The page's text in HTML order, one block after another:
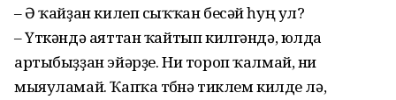
– Ә ҡайҙан килеп сыҡҡан бесәй һуң ул?
– Үткәндә аяттан ҡайтып килгәндә, юлда
артыбыҙҙан эйәр­ҙе. Ни тороп ҡалмай, ни
мыяуламай. Ҡапҡа төбөнә тиклем кил­де лә,